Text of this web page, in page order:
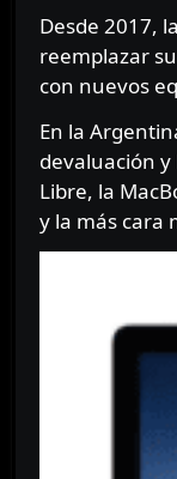
Desde 2017,
reemplazar
con nuevos
En la
devaluación y
Libre, la
y la más cara